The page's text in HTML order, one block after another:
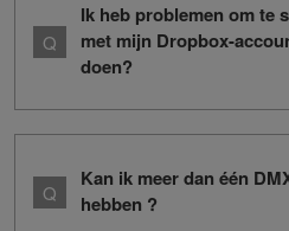
Ik heb problemen om te
met mijn Dropbox-
doen?
Kan ik meer dan één
hebben ?